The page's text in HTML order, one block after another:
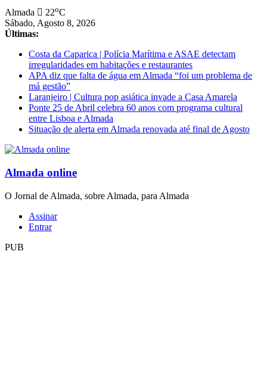
Saltar
para
conteúdo
Almada 22oC
Sábado, Agosto 8, 2026
Últimas:
Costa da Caparica | Polícia Marítima e ASAE detectam
irregularidades em habitações e restaurantes
APA diz que falta de água em Almada “foi um problema de
má gestão”
Laranjeiro | Cultura pop asiática invade a Casa Amarela
Ponte 25 de Abril celebra 60 anos com programa cultural
entre Lisboa e Almada
Situação de alerta em Almada renovada até final de Agosto
Almada online
O Jornal de Almada, sobre Almada, para Almada
Assinar
Entrar
PUB